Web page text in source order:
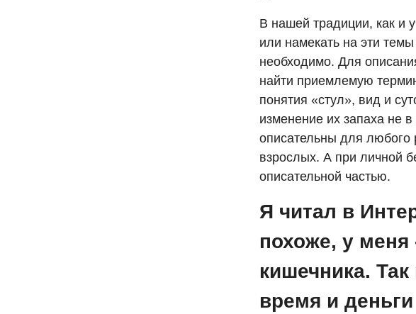
В нашей традиции, как и
или намекать на эти
необходимо. Для
найти приемлемую
понятия «стул», вид и
изменение их запаха не
описательны для любого
взрослых. А при личной
описательной частью.
Я читал в
похоже, у
кишечника.
время и